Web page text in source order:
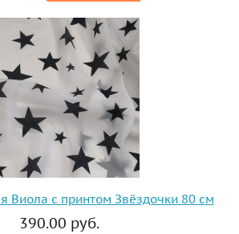
Виола с принтом Звёздочки 80 см
390.00 руб.